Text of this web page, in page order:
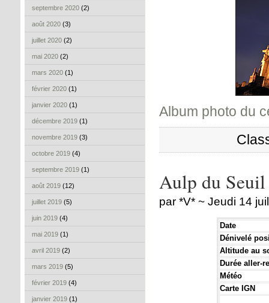
septembre 2020 (2)
août 2020 (3)
juillet 2020 (2)
mai 2020 (2)
mars 2020 (1)
février 2020 (1)
janvier 2020 (1)
décembre 2019 (1)
novembre 2019 (3)
octobre 2019 (4)
septembre 2019 (1)
août 2019 (12)
juillet 2019 (5)
juin 2019 (4)
mai 2019 (1)
avril 2019 (2)
mars 2019 (5)
février 2019 (4)
janvier 2019 (1)
Album photo du
Aulp du Seuil
par *V* ~ Jeudi 14
Date
Dénivelé
Altitude au
Durée aller-
Météo
Carte IGN